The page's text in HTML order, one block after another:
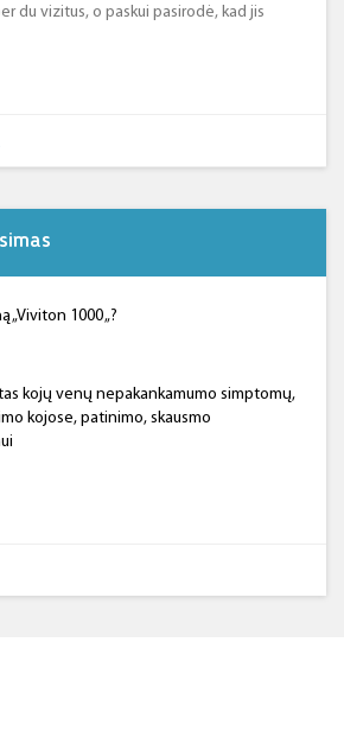
du vizitus, o paskui pasirodė, kad jis
„Viviton 1000 „?
kojų venų nepakankamumo simptomų,
kojose, patinimo, skausmo